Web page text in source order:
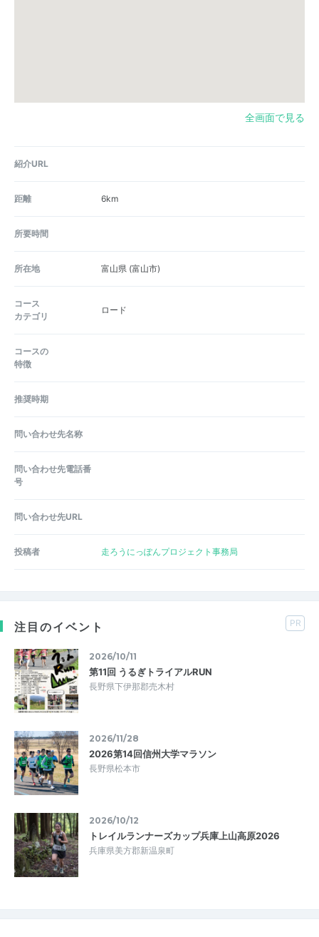
全画面で見る
紹介URL
距離 6km
所要時間
所在地 富山県 (富山市)
コース
カテゴリ
ロード
コースの
特徴
推奨時期
問い合わせ先名称
問い合わせ先電話番
号
問い合わせ先URL
投稿者 走ろうにっぽんプロジェクト事務局
注目のイベント PR
2026/10/11
第11回 うるぎトライアルRUN
長野県下伊那郡売木村
2026/11/28
2026第14回信州大学マラソン
長野県松本市
2026/10/12
トレイルランナーズカップ兵庫上山高原2026
兵庫県美方郡新温泉町